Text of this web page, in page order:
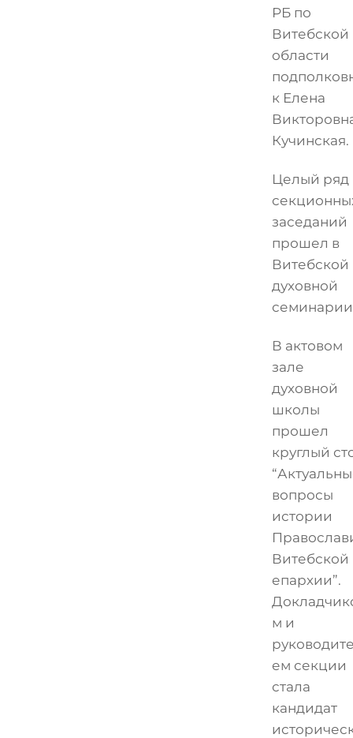
РБ по
Витебской
области
к Елена
Кучинская.
Целый ряд
заседаний
прошел в
Витебской
духовной
В актовом
зале
духовной
школы
прошел
круглый
вопросы
истории
Витебской
епархии”.
м и
ем секции
стала
кандидат